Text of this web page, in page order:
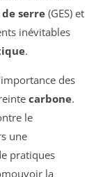
serre(GES) et
inévitables
.
des
carbone.
le
une
pratiques
la